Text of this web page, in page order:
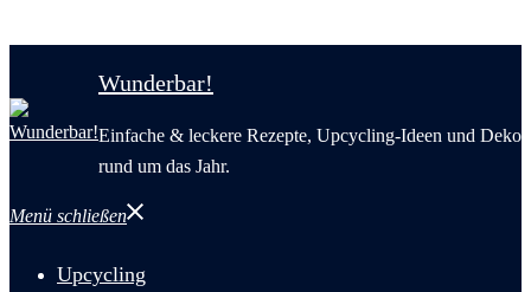
Wunderbar!
Einfache & leckere Rezepte, Upcycling-Ideen und Deko
rund um das Jahr.
Menü schließen
Upcycling